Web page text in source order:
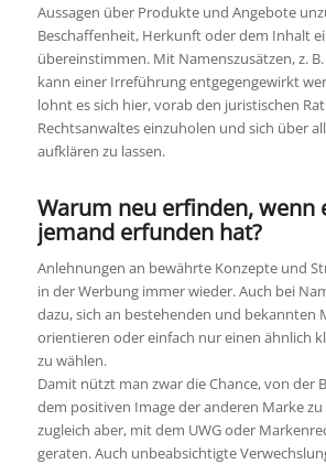
Aussagen über Produkte und Angebote
Beschaffenheit, Herkunft oder dem Inhalt
übereinstimmen. Mit Namenszusätzen, z. B.
kann einer Irreführung entgegengewirkt
lohnt es sich hier, vorab den juristischen
Rechtsanwaltes einzuholen und sich über
aufklären zu lassen.
Warum neu erfinden, wenn
jemand erfunden hat?
Anlehnungen an bewährte Konzepte und
in der Werbung immer wieder. Auch bei
dazu, sich an bestehenden und bekannten
orientieren oder einfach nur einen ähnlich
zu wählen.
Damit nützt man zwar die Chance, von der
dem positiven Image der anderen Marke
zugleich aber, mit dem UWG oder
geraten. Auch unbeabsichtigte